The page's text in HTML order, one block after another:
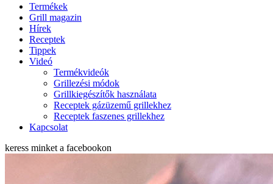
Termékek
Grill magazin
Hírek
Receptek
Tippek
Videó
Termékvideók
Grillezési módok
Grillkiegészítők használata
Receptek gázüzemű grillekhez
Receptek faszenes grillekhez
Kapcsolat
keress minket a facebookon